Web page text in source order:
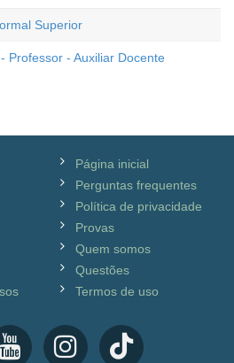
Superior
Professor - Auxiliar Docente
Página inicial
Perguntas frequentes
Política de privacidade
Provas
Quem somos
Questões
Termos de uso